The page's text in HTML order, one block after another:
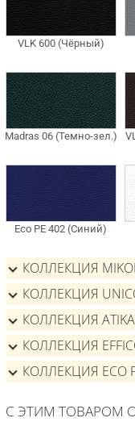
КОЛЛЕКЦИЯ
КОЛЛЕКЦИЯ
КОЛЛЕКЦИЯ ATIKA
КОЛЛЕКЦИЯ
КОЛЛЕКЦИЯ ECO
С ЭТИМ ТОВАРОМ